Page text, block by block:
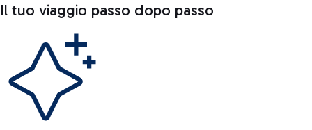
Il tuo viaggio passo dopo passo